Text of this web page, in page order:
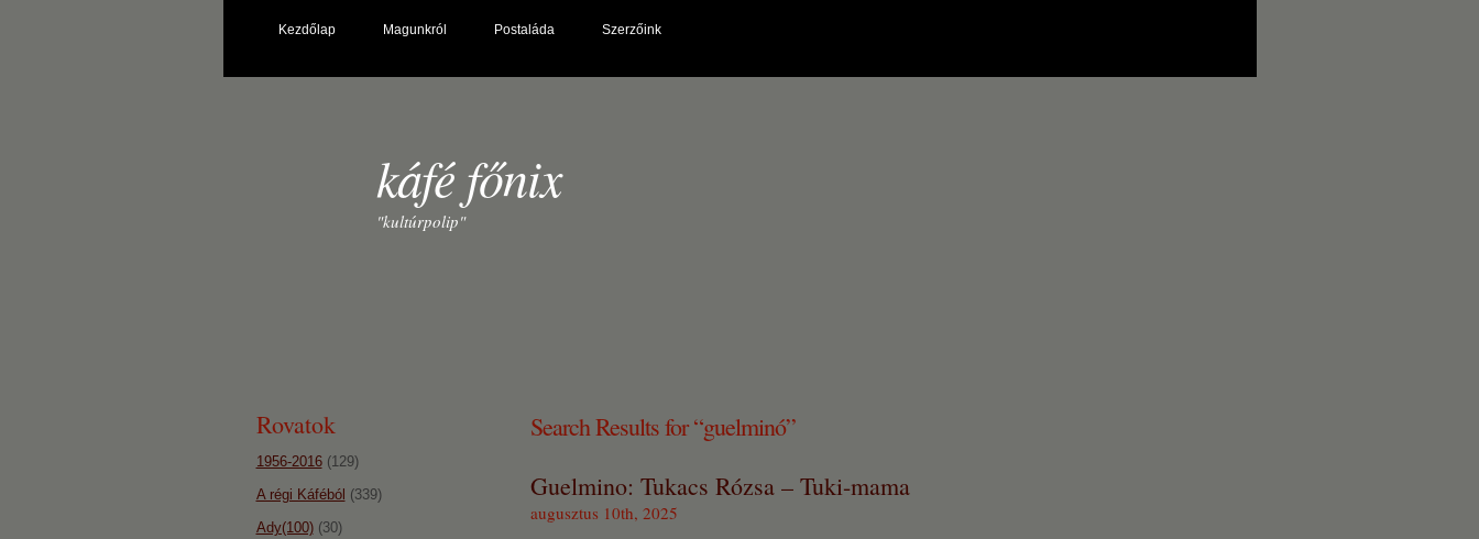
Kezdőlap Magunkról Postaláda Szerzőink
káfé főnix
"kultúrpolip"
Search Results for “guelminó”
Guelmino: Tukacs Rózsa – Tuki-mama
augusztus 10th, 2025
Rovatok
1956-2016(129)
A régi Káféból (339)
Ady(100)(30)